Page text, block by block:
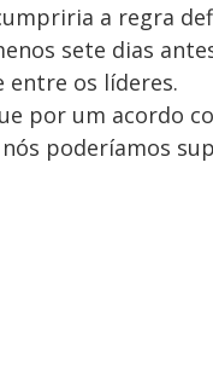
a regra
sete dias
entre os líderes.
por um acordo
poderíamos